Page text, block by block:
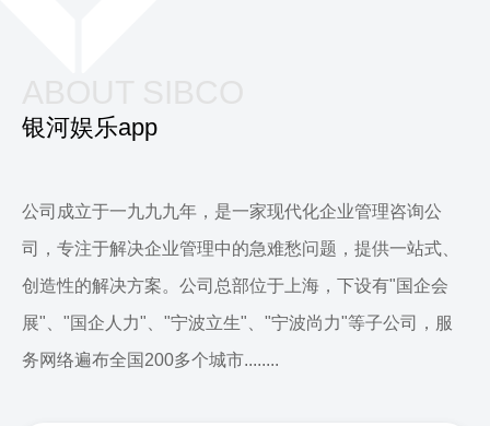
银河娱乐app
公司成立于一九九九年，是一家现代化企业管理咨询公
司，专注于解决企业管理中的急难愁问题，提供一站式、
创造性的解决方案。公司总部位于上海，下设有"国企会
展"、"国企人力"、"宁波立生"、"宁波尚力"等子公司，服
务网络遍布全国200多个城市........